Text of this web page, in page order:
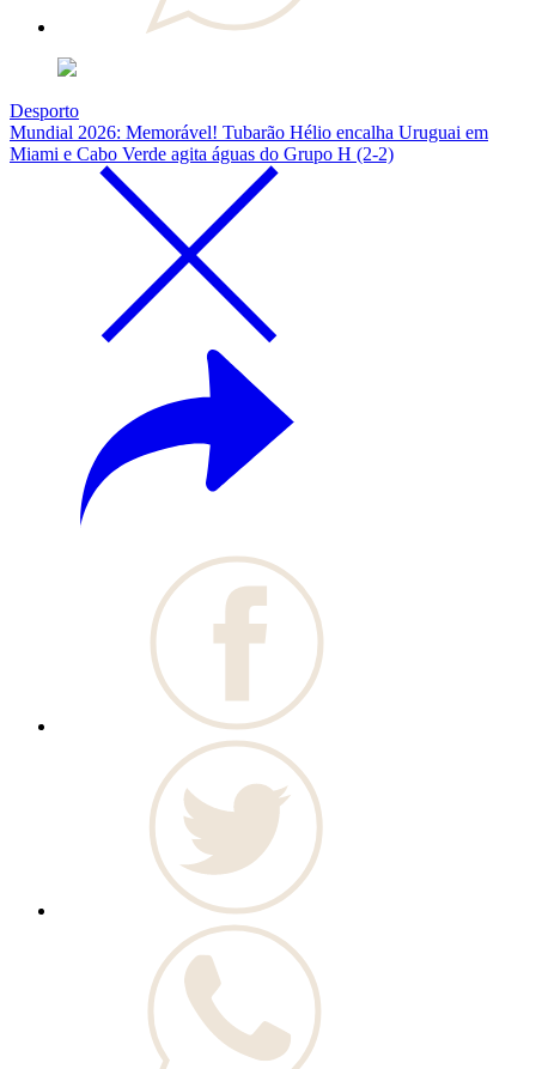
Desporto
Mundial 2026: Memorável! Tubarão Hélio encalha Uruguai em
Miami e Cabo Verde agita águas do Grupo H (2-2)